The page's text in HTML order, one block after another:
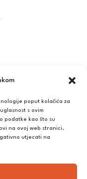
poput kolačića za
s ovim
podatke kao što su
na ovoj web stranici.
utjecati na
dostava je
CorvusPay